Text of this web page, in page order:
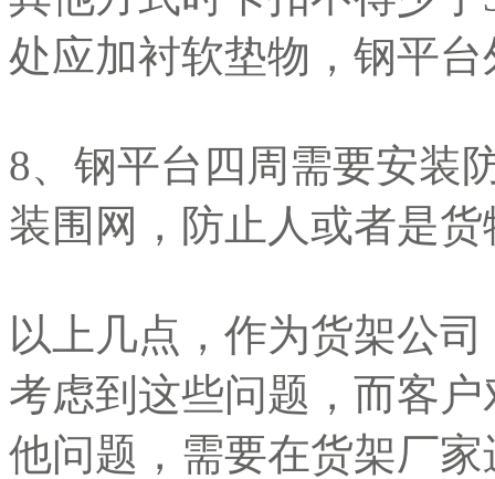
处应加衬软垫物，钢平
8、钢平台四周需要安装
装围网，防止人或者是
以上几点，作为货架公
考虑到这些问题，而客
他问题，需要在货架厂